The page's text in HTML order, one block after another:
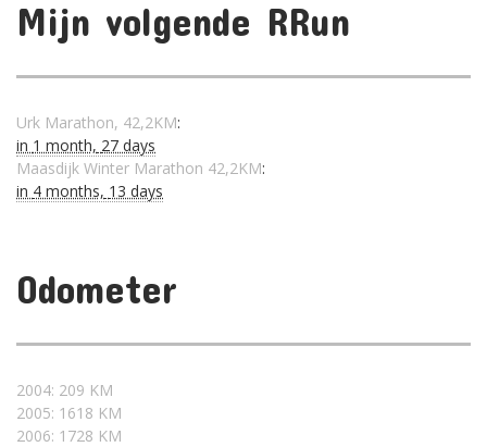
Mijn volgende RRun
Urk Marathon, 42,2KM:
in 1 month, 27 days
Maasdijk Winter Marathon 42,2KM:
in 4 months, 13 days
Odometer
2004: 209 KM
2005: 1618 KM
2006: 1728 KM